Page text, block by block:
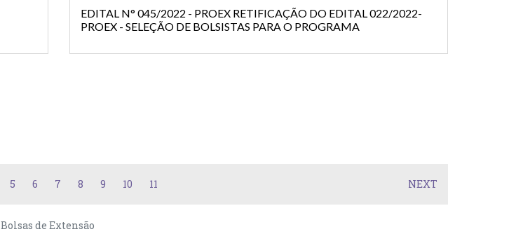
EDITAL N° 045/2022 - PROEX RETIFICAÇÃO DO EDITAL 022/2022-
PROEX - SELEÇÃO DE BOLSISTAS PARA O PROGRAMA
5 6 7 8 9 10 11 NEXT
Bolsas de Extensão